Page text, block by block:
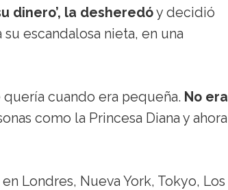
dinero’, la desheredóy decidió
escandalosa nieta, en una
quería cuando era pequeña. No era
como la Princesa Diana y ahora
Londres, Nueva York, Tokyo, Los